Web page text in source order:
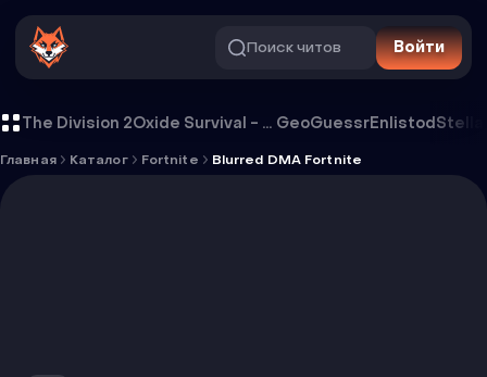
Поиск читов Войти
The Division 2 Oxide Survival - Rust Mobile GeoGuessrEnlistodStella
Главная Каталог Fortnite Blurred DMA Fortnite